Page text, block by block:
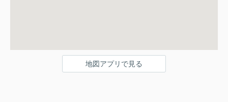
地図アプリで見る